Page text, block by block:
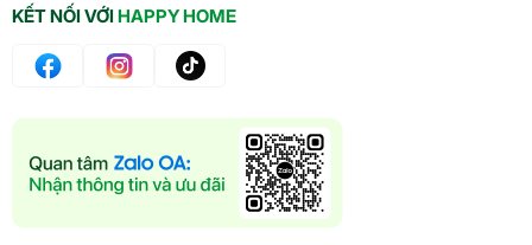
KẾT NỐI VỚIHAPPY HOME